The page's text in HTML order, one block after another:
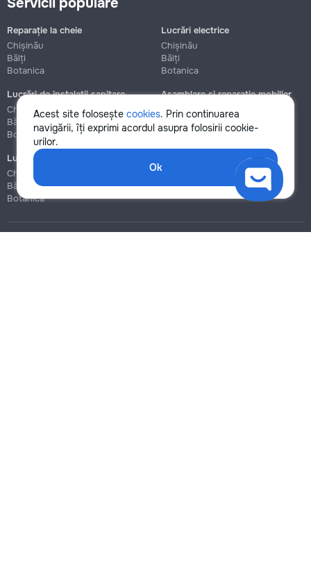
Acest site folosește cookies. Prin continuarea
navigării, îți exprimi acordul asupra folosirii cookie-
urilor.
Ok
Reparație la cheie
Chișinău
Bălți
Botanica
Lucrări electrice
Chișinău
Bălți
Botanica
Lucrări de instalații sanitare
Chișinău
Bălți
Botanica
Asamblare și reparație mobilier
Chișinău
Botanica
Lucrări de construcție și instalare
Chișinău
Bălți
Botanica